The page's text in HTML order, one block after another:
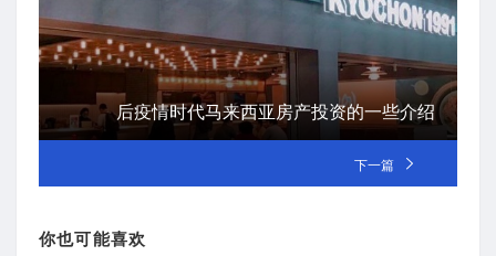
后疫情时代马来西亚房产投资的一些介绍
下一篇
你也可能喜欢